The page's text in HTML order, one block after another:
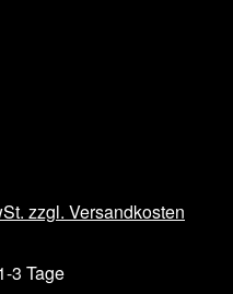
zzgl. Versandkosten
3 Tage